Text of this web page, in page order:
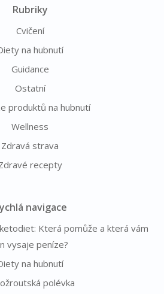
Rubriky
Cvičení
na hubnutí
Guidance
Ostatní
produktů na hubnutí
Wellness
Zdravá strava
recepty
navigace
Která pomůže a která vám
vysaje peníze?
na hubnutí
polévka